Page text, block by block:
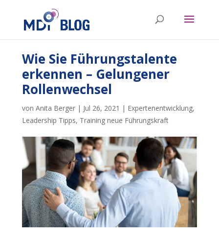
Wie Sie Führungstalente
erkennen – Gelungener
Rollenwechsel
von Anita Berger| Jul 26, 2021 | Expertenentwicklung,
Leadership Tipps, Training neue Führungskraft